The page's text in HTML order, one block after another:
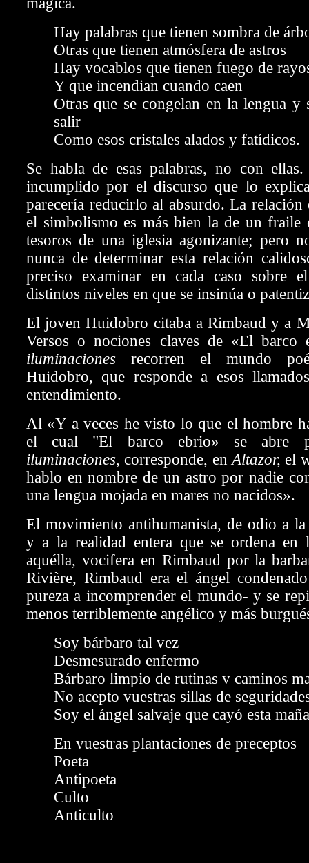
Hay palabras que tienen sombra de
Otras que tienen atmósfera de astros
Hay vocablos que tienen fuego de
Y que incendian cuando caen
Otras que se congelan en la lengua y
salir
Como esos cristales alados y fatídicos.
Se habla de esas palabras, no con
incumplido por el discurso que lo
parecería reducirlo al absurdo. La
el simbolismo es más bien la de un fraile
tesoros de una iglesia agonizante; pero
nunca de determinar esta relación
preciso examinar en cada caso sobre
distintos niveles en que se insinúa o
El joven Huidobro citaba a Rimbaud y a
Versos o nociones claves de «El
iluminaciones recorren
el mundo
Huidobro, que responde a esos
entendimiento.
Al «Y a veces he visto lo que el hombre
el cual "El barco ebrio» se abre
iluminaciones,corresponde, enAltazor, el
hablo en nombre de un astro por nadie
una lengua mojada en mares no nacidos».
El movimiento antihumanista, de odio a
y a la realidad entera que se ordena en
aquélla, vocifera en Rimbaud por la
Rivière, Rimbaud era el ángel
pureza a incomprender el mundo- y se
menos terriblemente angélico y más
Soy bárbaro tal vez
Desmesurado enfermo
Bárbaro limpio de rutinas v caminos
No acepto vuestras sillas de
Soy el ángel salvaje que cayó esta
En vuestras plantaciones de preceptos
Poeta
Antipoeta
Culto
Anticulto